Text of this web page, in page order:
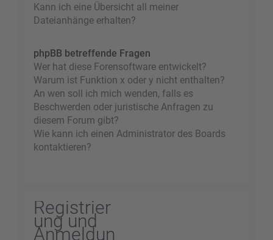
Kann ich eine Übersicht all meiner
Dateianhänge erhalten?
phpBB betreffende Fragen
Wer hat diese Forensoftware entwickelt?
Warum ist Funktion x oder y nicht enthalten?
An wen soll ich mich wenden, falls es
Beschwerden oder juristische Anfragen zu
diesem Forum gibt?
Wie kann ich einen Administrator des Boards
kontaktieren?
Registrier
ung und
Anmeldun